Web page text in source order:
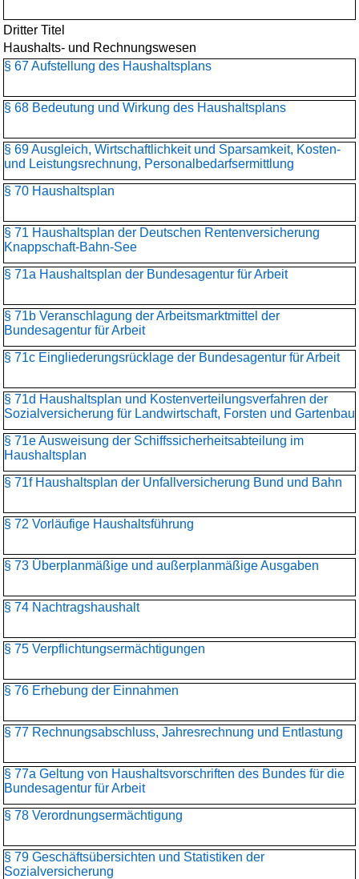
Dritter Titel
Haushalts- und Rechnungswesen
§ 67 Aufstellung des Haushaltsplans
§ 68 Bedeutung und Wirkung des Haushaltsplans
§ 69 Ausgleich, Wirtschaftlichkeit und Sparsamkeit, Kosten-
und Leistungsrechnung, Personalbedarfsermittlung
§ 70 Haushaltsplan
§ 71 Haushaltsplan der Deutschen Rentenversicherung
Knappschaft-Bahn-See
§ 71a Haushaltsplan der Bundesagentur für Arbeit
§ 71b Veranschlagung der Arbeitsmarktmittel der
Bundesagentur für Arbeit
§ 71c Eingliederungsrücklage der Bundesagentur für Arbeit
§ 71d Haushaltsplan und Kostenverteilungsverfahren der
Sozialversicherung für Landwirtschaft, Forsten und Gartenbau
§ 71e Ausweisung der Schiffssicherheitsabteilung im
Haushaltsplan
§ 71f Haushaltsplan der Unfallversicherung Bund und Bahn
§ 72 Vorläufige Haushaltsführung
§ 73 Überplanmäßige und außerplanmäßige Ausgaben
§ 74 Nachtragshaushalt
§ 75 Verpflichtungsermächtigungen
§ 76 Erhebung der Einnahmen
§ 77 Rechnungsabschluss, Jahresrechnung und Entlastung
§ 77a Geltung von Haushaltsvorschriften des Bundes für die
Bundesagentur für Arbeit
§ 78 Verordnungsermächtigung
§ 79 Geschäftsübersichten und Statistiken der
Sozialversicherung